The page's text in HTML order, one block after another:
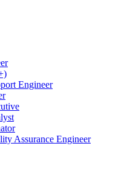
Engineer
Assurance Engineer